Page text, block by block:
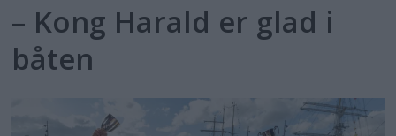
– Kong Harald er glad i
båten